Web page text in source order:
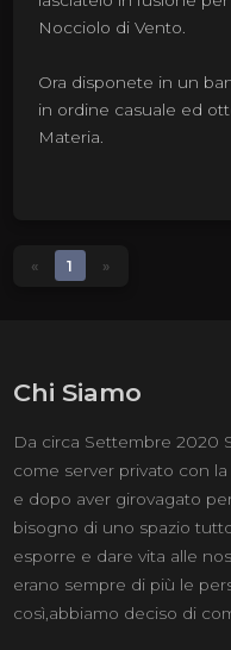
Nocciolo di Vento.
Ora disponete in un
in ordine casuale ed
Materia.
« 1 »
Chi Siamo
Da circa Settembre 2020
come server privato con
e dopo aver girovagato
bisogno di uno spazio
esporre e dare vita alle
erano sempre di più le
così,abbiamo deciso di